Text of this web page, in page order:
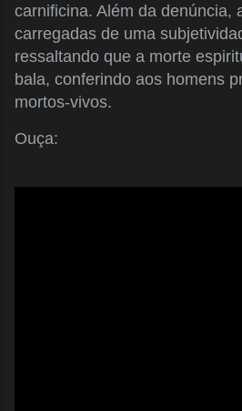
carnificina. Além da denúncia,
carregadas de uma
ressaltando que a morte
bala, conferindo aos homens
mortos-vivos.
Ouça: